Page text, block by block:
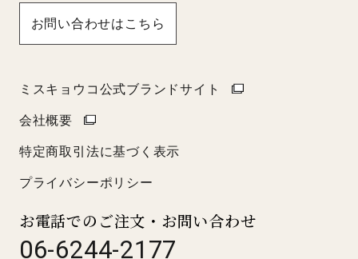
お問い合わせはこちら
ミスキョウコ公式ブランドサイト
会社概要
特定商取引法に基づく表示
プライバシーポリシー
お電話でのご注文・お問い合わせ
06-6244-2177